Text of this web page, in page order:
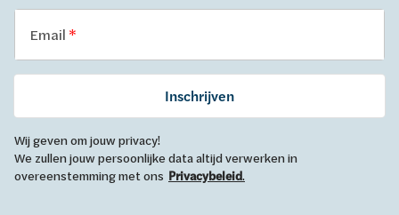
Email
Inschrijven
Wij geven om jouw privacy!
We zullen jouw persoonlijke data altijd verwerken in
overeenstemming met ons Privacybeleid.